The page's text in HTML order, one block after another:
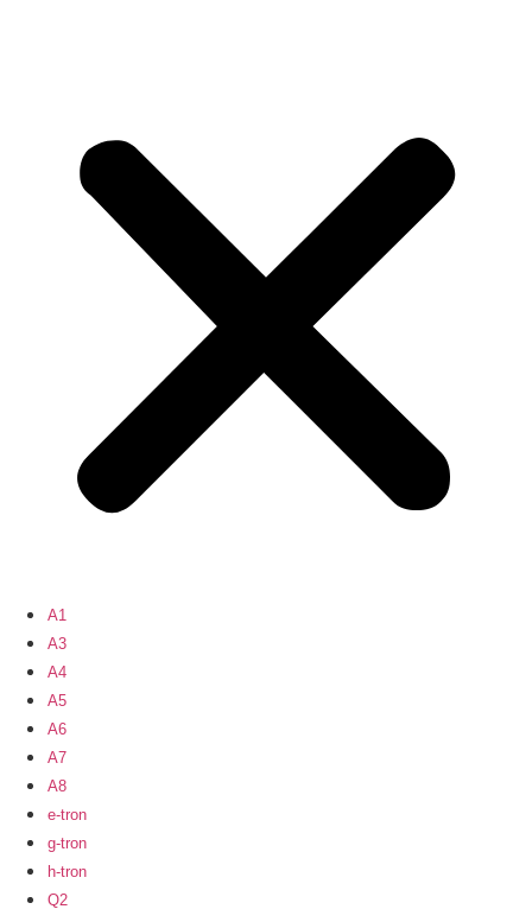
A1
A3
A4
A5
A6
A7
A8
e-tron
g-tron
h-tron
Q2